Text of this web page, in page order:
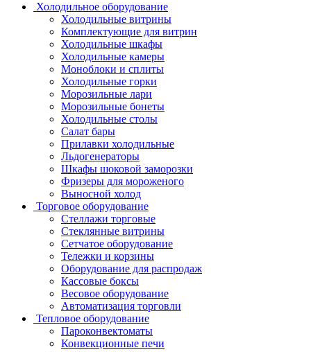
Холодильное оборудование
Холодильные витрины
Комплектующие для витрин
Холодильные шкафы
Холодильные камеры
Моноблоки и сплиты
Холодильные горки
Морозильные лари
Морозильные бонеты
Холодильные столы
Салат бары
Прилавки холодильные
Льдогенераторы
Шкафы шоковой заморозки
Фризеры для мороженого
Выносной холод
Торговое оборудование
Стеллажи торговые
Стеклянные витрины
Сетчатое оборудование
Тележки и корзины
Оборудование для распродаж
Кассовые боксы
Весовое оборудование
Автоматизация торговли
Тепловое оборудование
Пароконвектоматы
Конвекционные печи